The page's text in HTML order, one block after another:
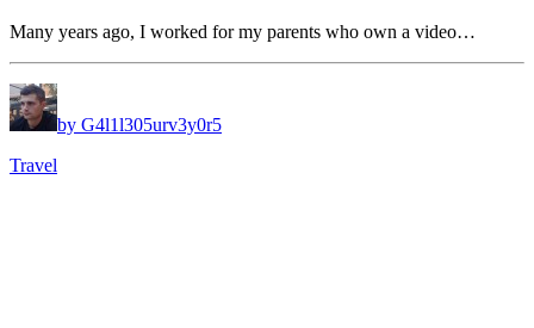
Many years ago, I worked for my parents who own a video…
by G4l1l305urv3y0r5
Travel